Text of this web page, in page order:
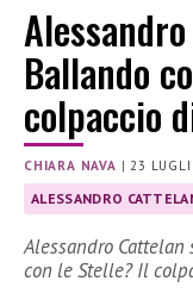
Ballando
colpaccio
CHIARA NAVA |23
ALESSANDRO
Alessandro
con le Stelle? Il